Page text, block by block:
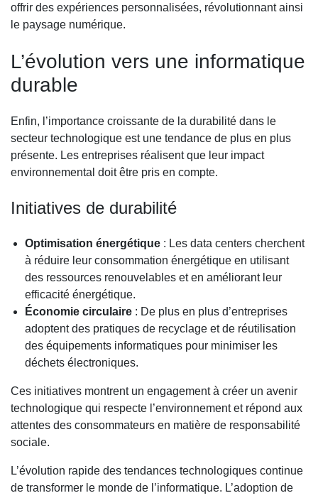
offrir des expériences personnalisées, révolutionnant ainsi
le paysage numérique.
L’évolution vers une informatique
durable
Enfin, l’importance croissante de la durabilité dans le
secteur technologique est une tendance de plus en plus
présente. Les entreprises réalisent que leur impact
environnemental doit être pris en compte.
Initiatives de durabilité
Optimisation énergétique : Les data centers cherchent
à réduire leur consommation énergétique en utilisant
des ressources renouvelables et en améliorant leur
efficacité énergétique.
Économie circulaire : De plus en plus d’entreprises
adoptent des pratiques de recyclage et de réutilisation
des équipements informatiques pour minimiser les
déchets électroniques.
Ces initiatives montrent un engagement à créer un avenir
technologique qui respecte l’environnement et répond aux
attentes des consommateurs en matière de responsabilité
sociale.
L’évolution rapide des tendances technologiques continue
de transformer le monde de l’informatique. L’adoption de